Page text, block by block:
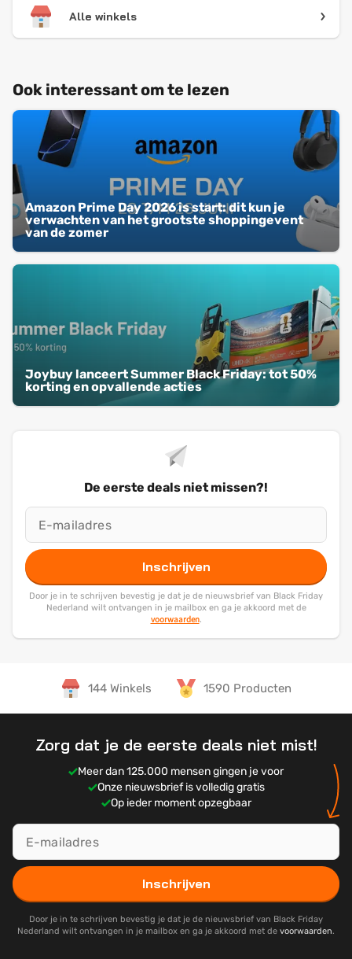
Alle winkels
Ook interessant om te lezen
Amazon Prime Day 2026 is start: dit kun je
verwachten van het grootste shoppingevent
van de zomer
Joybuy lanceert Summer Black Friday: tot 50%
korting en opvallende acties
De eerste deals niet missen?!
Inschrijven
Door je in te schrijven bevestig je dat je de nieuwsbrief van Black Friday
Nederland wilt ontvangen in je mailbox en ga je akkoord met de
voorwaarden.
144 Winkels 1590 Producten
Zorg dat je de eerste deals niet mist!
Meer dan 125.000 mensen gingen je voor
Onze nieuwsbrief is volledig gratis
Op ieder moment opzegbaar
Inschrijven
Door je in te schrijven bevestig je dat je de nieuwsbrief van Black Friday
Nederland wilt ontvangen in je mailbox en ga je akkoord met de voorwaarden.